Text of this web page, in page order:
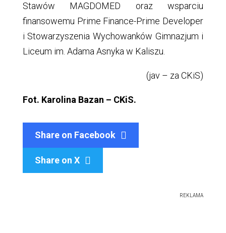
Stawów MAGDOMED oraz wsparciu
finansowemu Prime Finance-Prime Developer
i Stowarzyszenia Wychowanków Gimnazjum i
Liceum im. Adama Asnyka w Kaliszu.
(jav – za CKiS)
Fot. Karolina Bazan – CKiS.
Share on Facebook
Share on X 
REKLAMA